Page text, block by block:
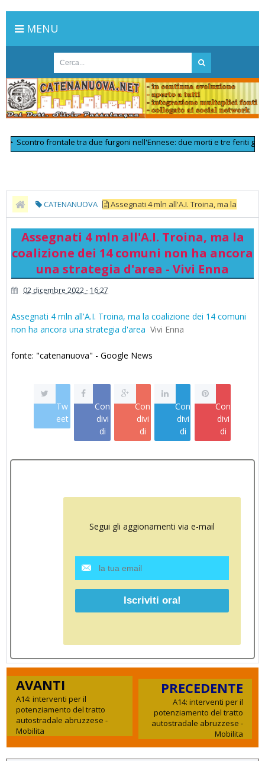
MENU
frontale tra due furgoni nell'Ennese: due morti e tre feriti gravi >>
CATENANUOVA Assegnati 4 mln all'A.I. Troina, ma la
coalizione dei 14 comuni non ha ancora una strategia d'area - Vivi
EnnaAssegnati 4 mln all'A.I. Troina, ma la
coalizione dei 14 comuni non ha ancora
una strategia d'area - Vivi Enna
02 dicembre 2022 - 16:27
Assegnati 4 mln all'A.I. Troina, ma la coalizione dei 14 comuni
non ha ancora una strategia d'area Vivi Enna
fonte: "catenanuova" - Google News
Tw
eet
Con
divi
di
Con
divi
di
Con
divi
di
Con
divi
di
Segui gli aggionamenti via e-mail
AVANTI
A14: interventi per il
potenziamento del tratto
autostradale abruzzese -
Mobilita
PRECEDENTE
A14: interventi per il
potenziamento del tratto
autostradale abruzzese -
Mobilita